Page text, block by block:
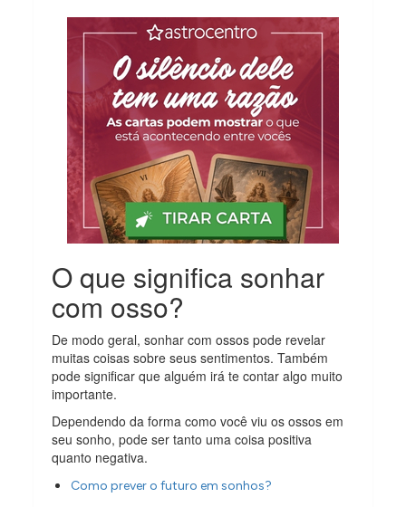
O que significa sonhar
com osso?
De modo geral, sonhar com ossos pode revelar
muitas coisas sobre seus sentimentos. Também
pode significar que alguém irá te contar algo muito
importante.
Dependendo da forma como você viu os ossos em
seu sonho, pode ser tanto uma coisa positiva
quanto negativa.
Como prever o futuro em sonhos?